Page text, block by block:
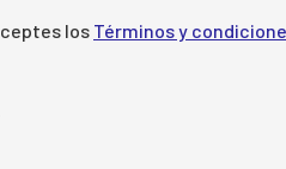
los Términos y